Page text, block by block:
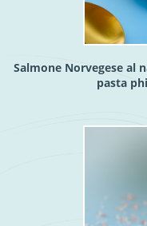
Salmone Norvegese al
pasta